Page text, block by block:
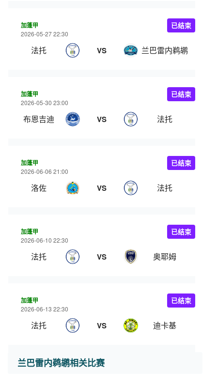
加蓬甲
2026-05-27 22:30
法托 VS 兰巴雷内鹈鹕
已结束
加蓬甲
2026-05-30 23:00
布恩吉迪 VS 法托
已结束
加蓬甲
2026-06-06 21:00
洛佐 VS 法托
已结束
加蓬甲
2026-06-10 22:30
法托 VS 奥耶姆
已结束
加蓬甲
2026-06-13 22:30
法托 VS 迪卡基
已结束
兰巴雷内鹈鹕相关比赛